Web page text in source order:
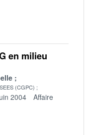
en milieu
(CGPC)
2004
Affaire